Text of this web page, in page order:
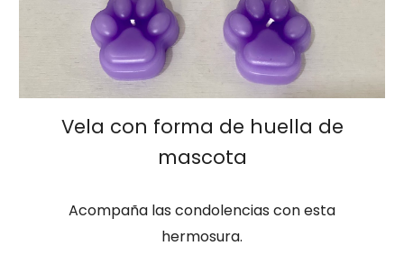
Vela con forma de huella de
mascota
Acompaña las condolencias con esta
hermosura.